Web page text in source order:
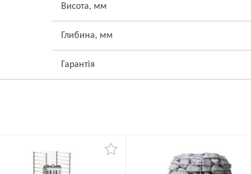
Висота, мм
Глибина, мм
Гарантія